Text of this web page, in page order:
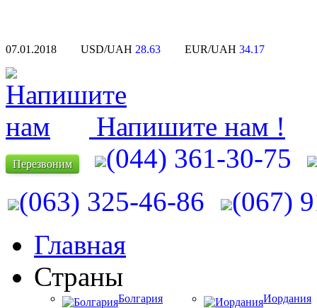
07.01.2018 USD/UAH 28.63 EUR/UAH 34.17
Напишите нам !
Перезвоним
(044) 361-30-75
(063) 325-46-86
(067)
Главная
Страны
Болгария
Иордания